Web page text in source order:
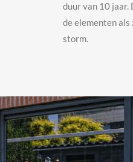
duur van 10 jaar.
de elementen als
storm.